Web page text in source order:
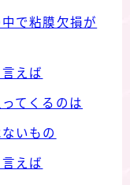
で粘膜欠損が
えば
てくるのは
いもの
えば